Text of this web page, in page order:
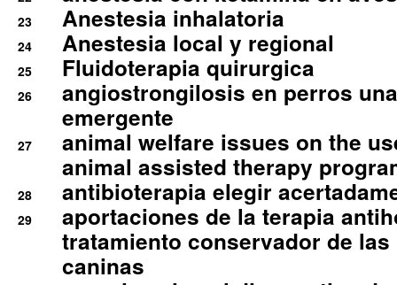
23 Anestesia inhalatoria
24 Anestesia local y regional
25 Fluidoterapia quirurgica
26
angiostrongilosis en perros
emergente
27
animal welfare issues on the
animal assisted therapy
28 antibioterapia elegir
29
aportaciones de la terapia
tratamiento conservador de
caninas